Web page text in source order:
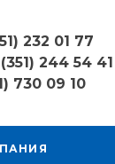
232 01 77
244 54 41
730 09 10